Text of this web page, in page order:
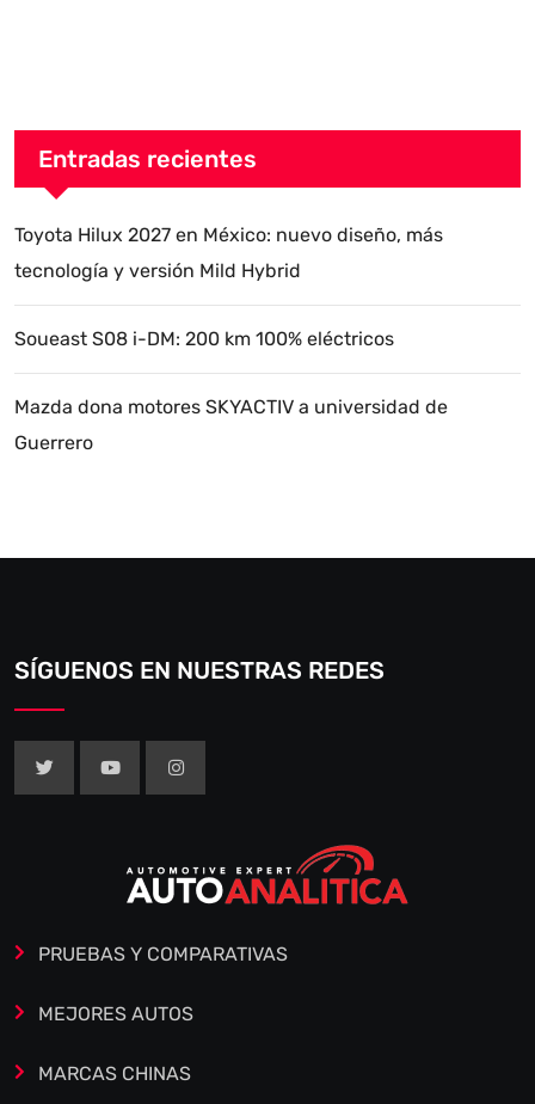
Entradas recientes
Toyota Hilux 2027 en México: nuevo diseño, más
tecnología y versión Mild Hybrid
Soueast S08 i-DM: 200 km 100% eléctricos
Mazda dona motores SKYACTIV a universidad de
Guerrero
SÍGUENOS EN NUESTRAS REDES
PRUEBAS Y COMPARATIVAS
MEJORES AUTOS
MARCAS CHINAS